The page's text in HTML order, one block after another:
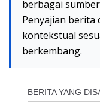
berbagai
Penyajian berita
kontekstual
berkembang.